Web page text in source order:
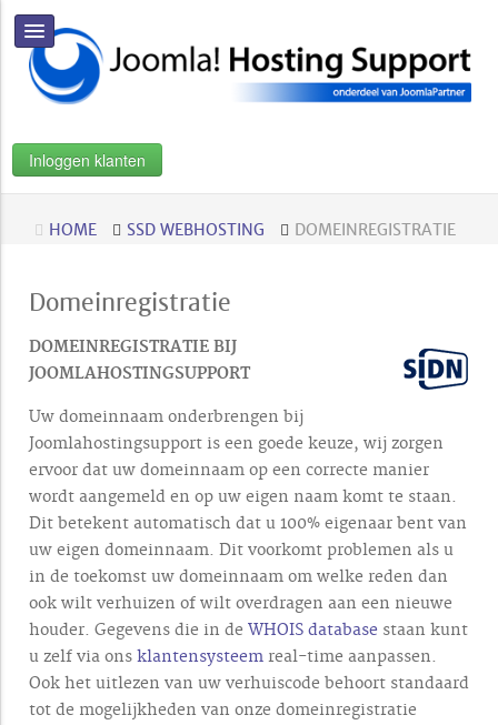
Inloggen klanten
HOME SSD WEBHOSTING DOMEINREGISTRATIE
Domeinregistratie
DOMEINREGISTRATIE BIJ
JOOMLAHOSTINGSUPPORT
Uw domeinnaam onderbrengen bij
Joomlahostingsupport is een goede keuze, wij zorgen
ervoor dat uw domeinnaam op een correcte manier
wordt aangemeld en op uw eigen naam komt te staan.
Dit betekent automatisch dat u 100% eigenaar bent van
uw eigen domeinnaam. Dit voorkomt problemen als u
in de toekomst uw domeinnaam om welke reden dan
ook wilt verhuizen of wilt overdragen aan een nieuwe
houder. Gegevens die in de WHOIS database staan kunt
u zelf via ons klantensysteem real-time aanpassen.
Ook het uitlezen van uw verhuiscode behoort standaard
tot de mogelijkheden van onze domeinregistratie